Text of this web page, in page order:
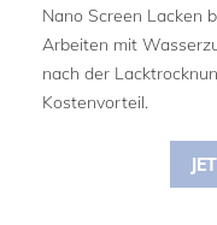
Nano Screen Lacken
Arbeiten mit
nach der
Kostenvorteil.